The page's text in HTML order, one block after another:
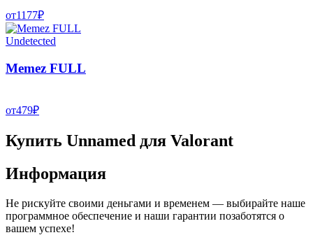
от1177₽
Undetected
Memez FULL
от479₽
Купить Unnamed для Valorant
Информация
Не рискуйте своими деньгами и временем — выбирайте наше
программное обеспечение и наши гарантии позаботятся о
вашем успехе!